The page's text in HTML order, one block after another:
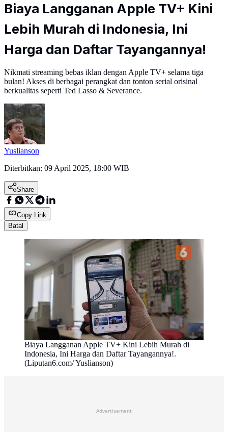
Biaya Langganan Apple TV+ Kini
Lebih Murah di Indonesia, Ini
Harga dan Daftar Tayangannya!
Nikmati streaming bebas iklan dengan Apple TV+ selama tiga
bulan! Akses di berbagai perangkat dan tonton serial orisinal
berkualitas seperti Ted Lasso & Severance.
Yuslianson
Diterbitkan: 09 April 2025, 18:00 WIB
Share
Copy Link
Batal
Biaya Langganan Apple TV+ Kini Lebih Murah di
Indonesia, Ini Harga dan Daftar Tayangannya!.
(Liputan6.com/ Yuslianson)
Advertisement